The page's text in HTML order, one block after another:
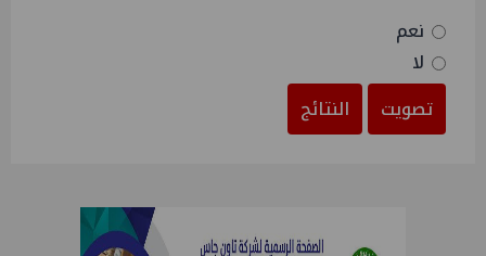
نعم
لا
تصويت
النتائج